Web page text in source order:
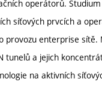
operátorů.
síťových prvcích a
provozu enterprise
tunelů a jejich
na aktivních